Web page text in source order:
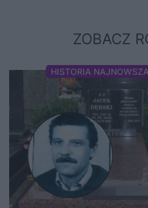
ZOBACZ
HISTORIA NAJNOWSZA